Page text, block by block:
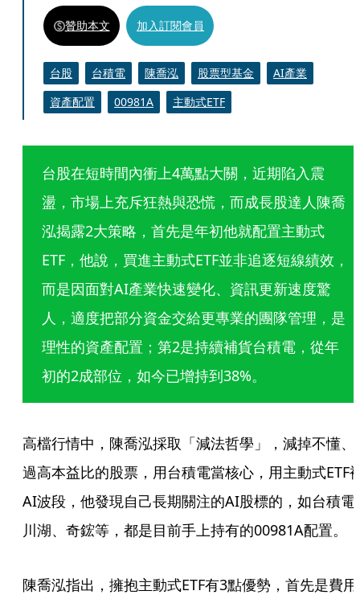
贊助本文 加入訂閱會員
台股 台積電 陳喬泓 股票型基金
AI產業
資產配置
00981A 主動式ETF
台股在短時間內衝上4萬點大關，近期陷入震
盪，市場上充斥狂熱與恐慌，而成長股達人陳喬
泓揭露2大策略，首先是年初他就配置主動式
ETF，他說，買進主動式ETF並非追逐短線績效，
而是因面對AI產業快速變化、資訊更新速度驚
人，適度把部分資金交給更專業的團隊管理，是
理性的資產配置；第2是持續補貨台積電，從年
初的2成部位，如今已增持到38%。
高檔行情中，陳喬泓採取「減法哲學」，減掉不懂、
過高本益比的股票，用台積電當核心，用主動式ETF
AI波段，他發現自己長期關注的AI股標的，如台積電
川湖、奇鋐等，都是目前手上持有的00981A配置。
陳喬泓指出，擁抱主動式ETF有3點優勢，首先是費用